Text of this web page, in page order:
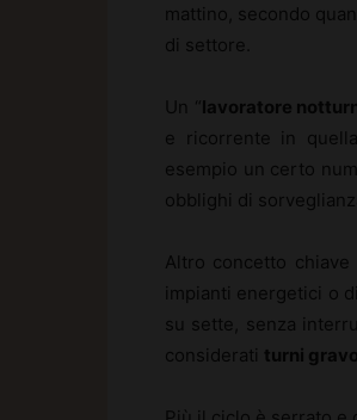
mattino, secondo
di settore.
Un “ lavoratore
e ricorrente in
esempio un certo
obblighi di
Altro concetto chiave
impianti energetici o
su sette, senza
considerati turni